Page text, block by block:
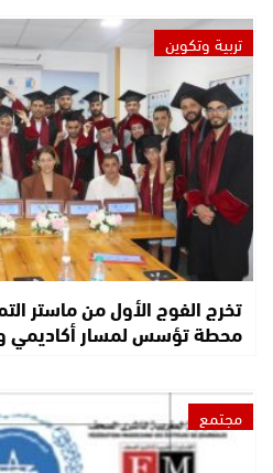
تربية وتكوين
تخرج الفوج الأول من ماستر
محطة تؤسس لمسار أكاديمي
مجتمع